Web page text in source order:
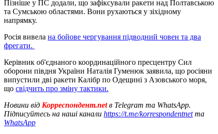
Пізніше у ПС додали, що зафіксували ракети над Полтавською
та Сумською областями. Вони рухаються у зіхідному
напрямку.
Росія вивела на бойове чергування підводний човен та два
фрегати.
Керівник об'єднаного координаційного пресцентру Сил
оборони півдня України Наталія Гуменюк заявила, що росіяни
випустили дві ракети Калібр по Одещині з Азовського моря,
що свідчить про зміну тактики.
Новини від Корреспондент.netв Telegram та WhatsApp.
Підписуйтесь на наші канали https://t.me/korrespondentnetта
WhatsApp